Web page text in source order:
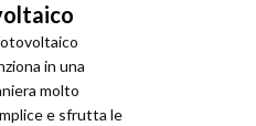
in una
molto
e sfrutta le